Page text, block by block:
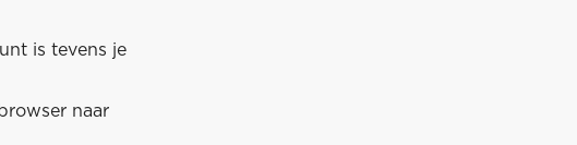
is tevens je
naar